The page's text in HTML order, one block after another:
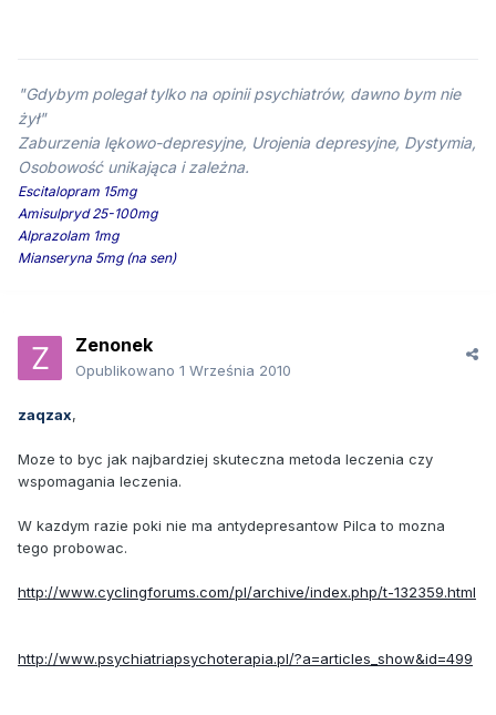
"Gdybym polegał tylko na opinii psychiatrów, dawno bym nie
żył"
Zaburzenia lękowo-depresyjne, Urojenia depresyjne, Dystymia,
Osobowość unikająca i zależna.
Escitalopram 15mg
Amisulpryd 25-100mg
Alprazolam 1mg
Mianseryna 5mg (na sen)
Zenonek
Opublikowano 1 Września 2010
zaqzax,
Moze to byc jak najbardziej skuteczna metoda leczenia czy
wspomagania leczenia.
W kazdym razie poki nie ma antydepresantow Pilca to mozna
tego probowac.
http://www.cyclingforums.com/pl/archive/index.php/t-132359.html
http://www.psychiatriapsychoterapia.pl/?a=articles_show&id=499